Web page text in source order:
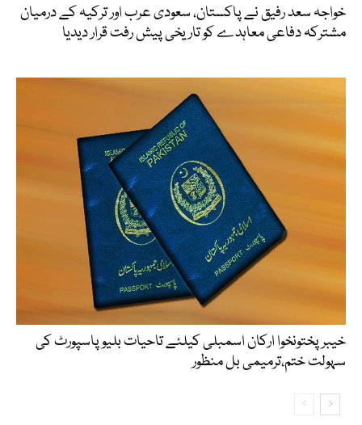
خواجہ سعد رفیق نے پاکستان، سعودی عرب اور ترکیہ کے درمیان
مشترکہ دفاعی معاہدے کو تاریخی پیش رفت قرار دیدیا
خیبرپختونخوا ارکان اسمبلی کیلئے تاحیات بلیو پاسپورٹ کی
سہولت ختم،ترمیمی بل منظور